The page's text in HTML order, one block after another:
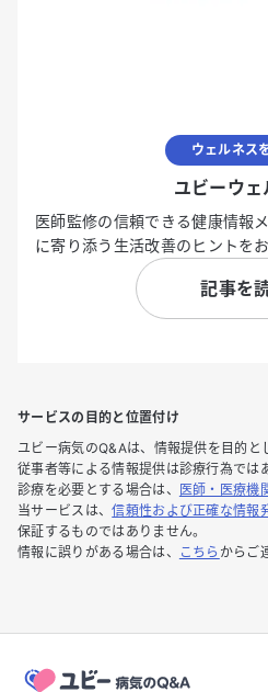
ウェルネス
ユビーウェ
医師監修の信頼できる健康情報
に寄り添う生活改善のヒントをお
記事を
サービスの目的と位置付け
ユビー病気のQ&Aは、情報提供を目的
従事者等による情報提供は診療行為では
診療を必要とする場合は、
医師・医療機
当サービスは、信頼性および正確な情報
保証するものではありません。
情報に誤りがある場合は、
こちら からご